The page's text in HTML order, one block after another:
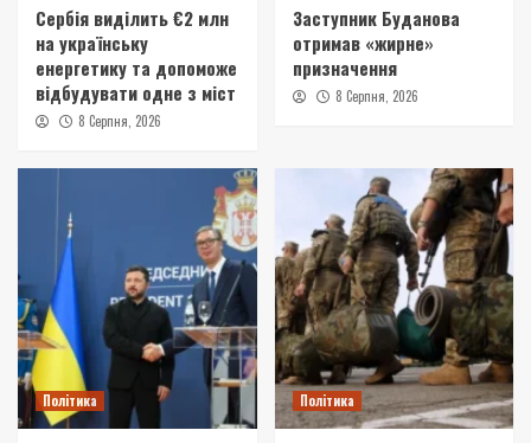
Сербія виділить €2 млн
на українську
енергетику та допоможе
відбудувати одне з міст
8 Серпня, 2026
Заступник Буданова
отримав «жирне»
призначення
8 Серпня, 2026
Політика Політика